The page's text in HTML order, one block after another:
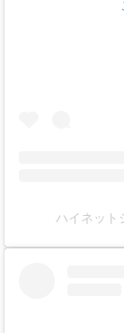
ハイネット